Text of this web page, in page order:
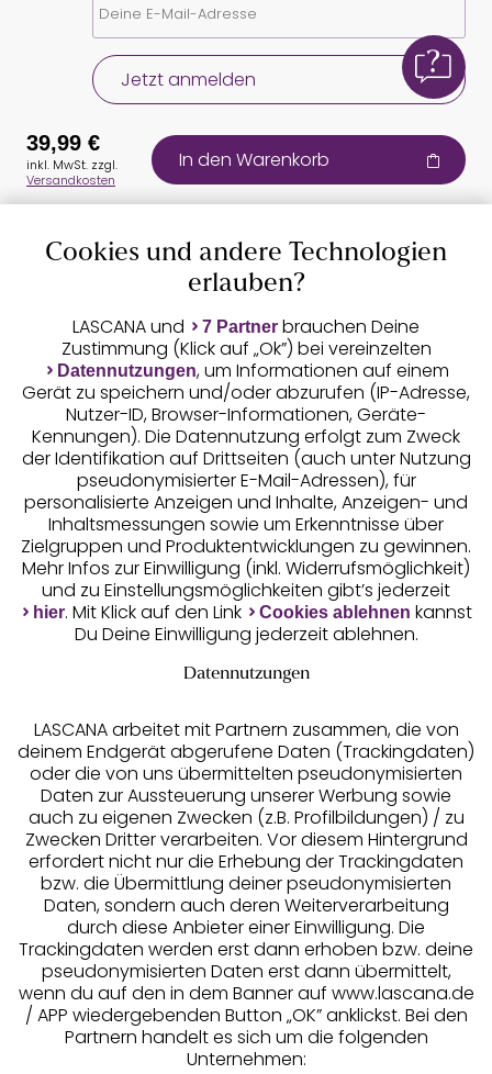
Jetzt anmelden
Auszeichnungen
Geprüfte Sicherheit
Unsere Apps
Services
Beratung
Über uns
Rechtliches
39,99 €
inkl. MwSt. zzgl.
Versandkosten
In den Warenkorb
Cookies und andere Technologien
erlauben?
LASCANA und 7 Partner brauchen Deine
Zustimmung (Klick auf „Ok”) bei vereinzelten
Datennutzungen, um Informationen auf einem
Gerät zu speichern und/oder abzurufen (IP-Adresse,
Nutzer-ID, Browser-Informationen, Geräte-
Kennungen). Die Datennutzung erfolgt zum Zweck
der Identifikation auf Drittseiten (auch unter Nutzung
pseudonymisierter E-Mail-Adressen), für
personalisierte Anzeigen und Inhalte, Anzeigen- und
Inhaltsmessungen sowie um Erkenntnisse über
Zielgruppen und Produktentwicklungen zu gewinnen.
Mehr Infos zur Einwilligung (inkl. Widerrufsmöglichkeit)
und zu Einstellungsmöglichkeiten gibt’s jederzeit
hier. Mit Klick auf den Link Cookies ablehnen kannst
Du Deine Einwilligung jederzeit ablehnen.
Datennutzungen
LASCANA arbeitet mit Partnern zusammen, die von
deinem Endgerät abgerufene Daten (Trackingdaten)
oder die von uns übermittelten pseudonymisierten
Daten zur Aussteuerung unserer Werbung sowie
auch zu eigenen Zwecken (z.B. Profilbildungen) / zu
Zwecken Dritter verarbeiten. Vor diesem Hintergrund
erfordert nicht nur die Erhebung der Trackingdaten
bzw. die Übermittlung deiner pseudonymisierten
Daten, sondern auch deren Weiterverarbeitung
durch diese Anbieter einer Einwilligung. Die
Trackingdaten werden erst dann erhoben bzw. deine
pseudonymisierten Daten erst dann übermittelt,
wenn du auf den in dem Banner auf www.lascana.de
/ APP wiedergebenden Button „OK” anklickst. Bei den
Partnern handelt es sich um die folgenden
Unternehmen: